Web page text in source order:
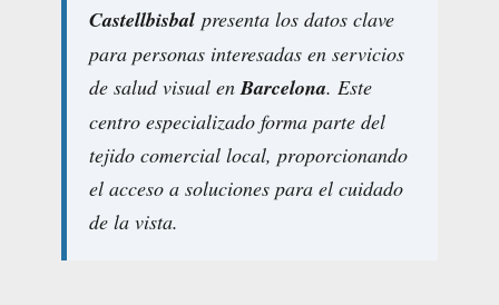
Castellbisbal presenta los datos clave
para personas interesadas en servicios
de salud visual enBarcelona. Este
centro especializado forma parte del
tejido comercial local, proporcionando
el acceso a soluciones para el cuidado
de la vista.